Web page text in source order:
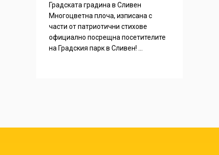
Градската градина в Сливен
Многоцветна плоча, изписана с
части от патриотични стихове
официално посрещна посетителите
на Градския парк в Сливен! ...